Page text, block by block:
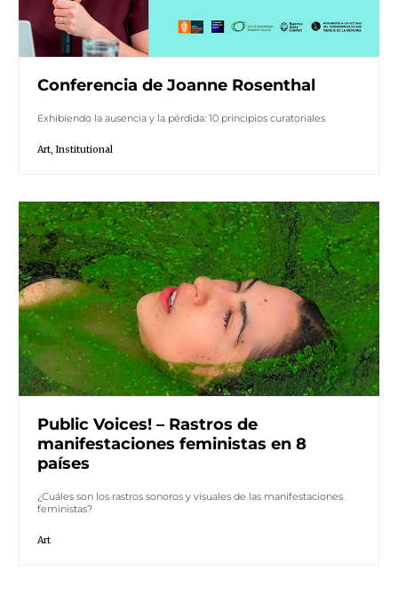
Conferencia de Joanne Rosenthal
Exhibiendo la ausencia y la pérdida: 10 principios curatoriales
Art, Institutional
Public Voices! – Rastros de
manifestaciones feministas en 8
países
¿Cuáles son los rastros sonoros y visuales de las manifestaciones
feministas?
Art